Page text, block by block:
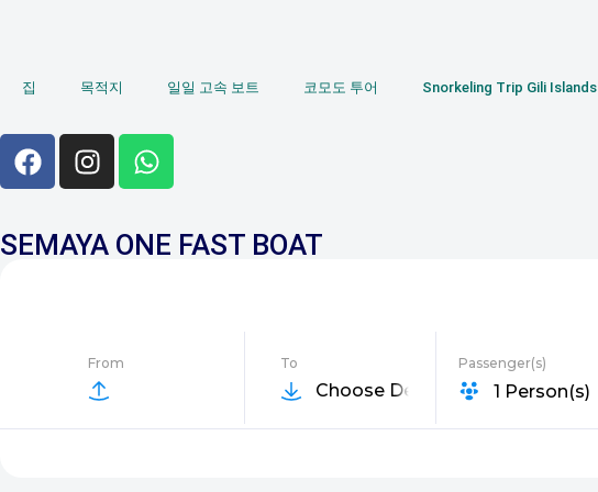
집 목적지 일일 고속 보트 코모도 투어 Snorkeling Trip Gili Islands
SEMAYA ONE FAST BOAT
From To
Choose Destination
Passenger(s)
1 Person(s)